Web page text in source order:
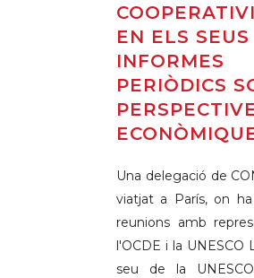
EN ELS SEUS
INFORMES
PERIÒDICS
Una delegació de
viatjat a París, on
reunions amb
l'OCDE i la UNESCO
seu de la